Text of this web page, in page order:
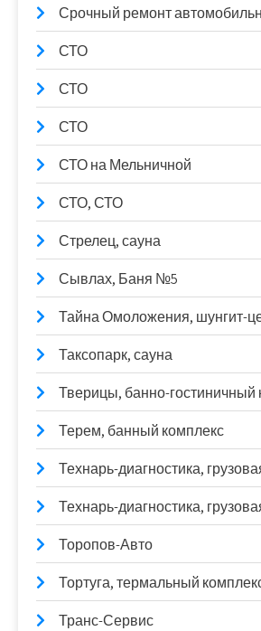
Срочный ремонт
СТО
СТО
СТО
СТО на Мельничной
СТО, СТО
Стрелец, сауна
Сывлах, Баня №5
Тайна Омоложения, шунгит-
Таксопарк, сауна
Тверицы, банно-гостиничный
Терем, банный комплекс
Технарь-диагностика,
Технарь-диагностика,
Торопов-Авто
Тортуга, термальный
Транс-Сервис